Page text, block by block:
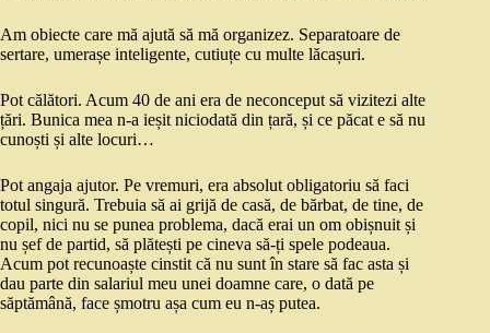
Am obiecte care mă ajută să mă organizez. Separatoare de
sertare, umerașe inteligente, cutiuțe cu multe lăcașuri.
Pot călători. Acum 40 de ani era de neconceput să vizitezi alte
țări. Bunica mea n-a ieșit niciodată din țară, și ce păcat e să nu
cunoști și alte locuri…
Pot angaja ajutor. Pe vremuri, era absolut obligatoriu să faci
totul singură. Trebuia să ai grijă de casă, de bărbat, de tine, de
copil, nici nu se punea problema, dacă erai un om obișnuit și
nu șef de partid, să plătești pe cineva să-ți spele podeaua.
Acum pot recunoaște cinstit că nu sunt în stare să fac asta și
dau parte din salariul meu unei doamne care, o dată pe
săptămână, face șmotru așa cum eu n-aș putea.